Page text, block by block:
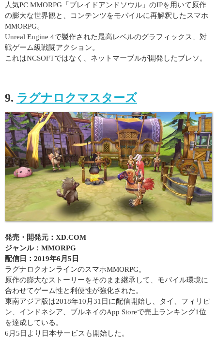
人気PC MMORPG「ブレイドアンドソウル」のIPを用いて原作
の膨大な世界観と、コンテンツをモバイルに再解釈したスマホ
MMORPG。
Unreal Engine 4で製作された最高レベルのグラフィックス、対
戦ゲーム級戦闘アクション。
これはNCSOFTではなく、ネットマーブルが開発したブレソ。
9. ラグナロクマスターズ
発売・開発元：XD.COM
ジャンル：MMORPG
配信日：2019年6月5日
ラグナロクオンラインのスマホMMORPG。
原作の膨大なストーリーをそのまま継承して、モバイル環境に
合わせてゲーム性と利便性が強化された。
東南アジア版は2018年10月31日に配信開始し、タイ、フィリピ
ン、インドネシア、ブルネイのApp Storeで売上ランキング1位
を達成している。
6月5日より日本サービスも開始した。